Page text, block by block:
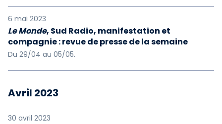
6 mai 2023
Le Monde, Sud Radio, manifestation et
compagnie : revue de presse de la semaine
Du 29/04 au 05/05.
Avril 2023
30 avril 2023